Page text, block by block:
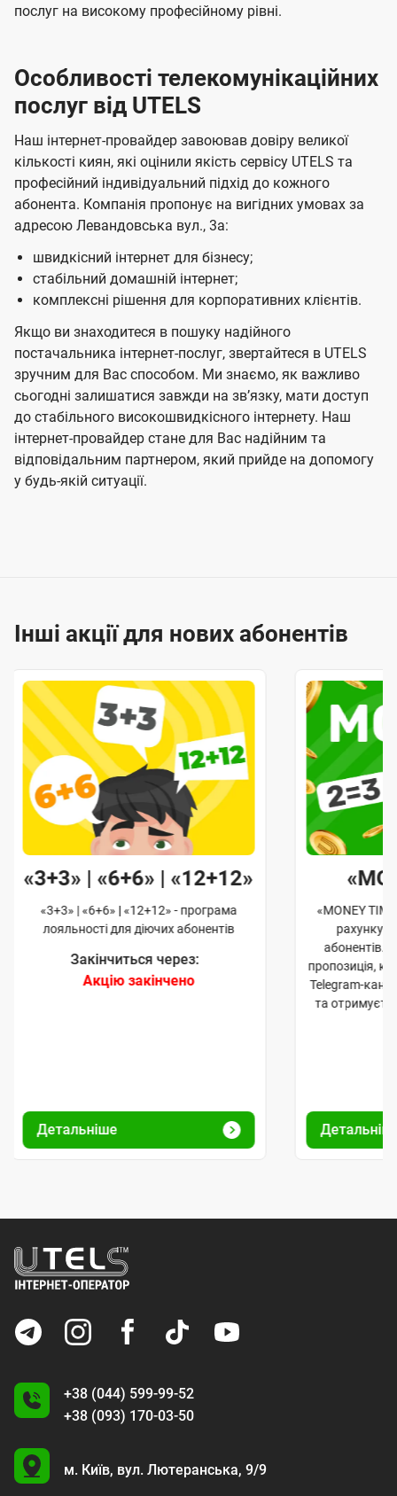
послуг на високому професійному рівні.
Особливості телекомунікаційних
послуг від UTELS
Наш інтернет-провайдер завоював довіру великої
кількості киян, які оцінили якість сервісу UTELS та
професійний індивідуальний підхід до кожного
абонента. Компанія пропонує на вигідних умовах за
адресою Левандовська вул., 3а:
швидкісний інтернет для бізнесу;
стабільний домашній інтернет;
комплексні рішення для корпоративних клієнтів.
Якщо ви знаходитеся в пошуку надійного
постачальника інтернет-послуг, звертайтеся в UTELS
зручним для Вас способом. Ми знаємо, як важливо
сьогодні залишатися завжди на звʼязку, мати доступ
до стабільного високошвидкісного інтернету. Наш
інтернет-провайдер стане для Вас надійним та
відповідальним партнером, який прийде на допомогу
у будь-якій ситуації.
Інші акції для нових абонентів
«3+3» | «6+6» | «12+12»
«3+3» | «6+6» | «12+12» - програма
лояльності для діючих абонентів
Закінчиться через:
Акцію закінчено
Детальніше
«MONEY
рахунку
абонентів.
пропозиція,
Telegram-
та
+38 (044) 599-99-52
+38 (093) 170-03-50
U
м. Київ, вул. Лютеранська, 9/9